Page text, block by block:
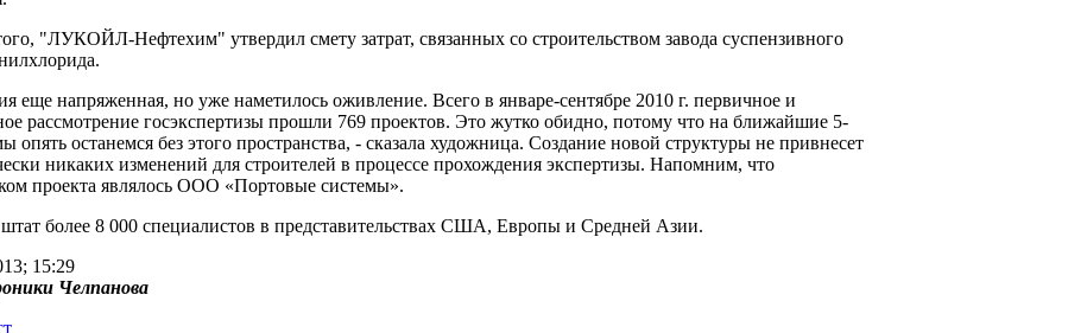
"ЛУКОЙЛ-Нефтехим" утвердил смету затрат, связанных со строительством завода суспензивного
еще напряженная, но уже наметилось оживление. Всего в январе-сентябре 2010 г. первичное и
рассмотрение госэкспертизы прошли 769 проектов. Это жутко обидно, потому что на ближайшие 5-
опять останемся без этого пространства, - сказала художница. Создание новой структуры не привнесет
никаких изменений для строителей в процессе прохождения экспертизы. Напомним, что
проекта являлось ООО «Портовые системы».
более 8 000 специалистов в представительствах США, Европы и Средней Азии.
15:29
Челпановa